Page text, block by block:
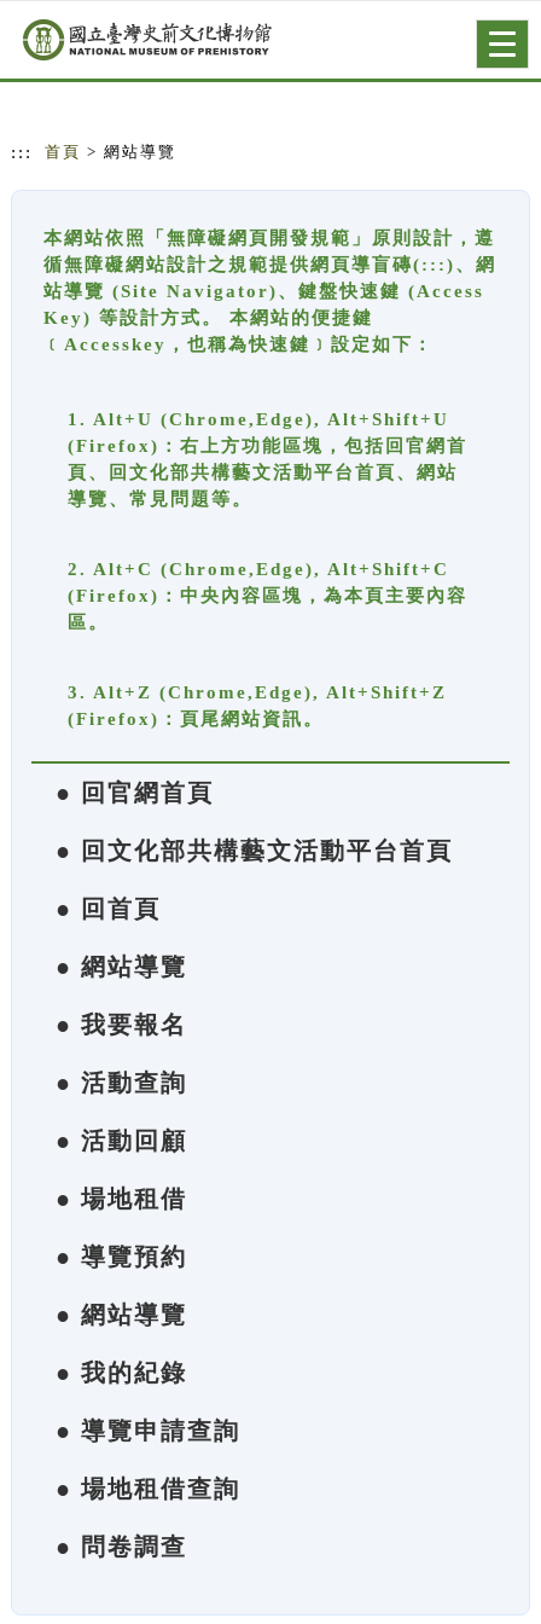
跳到主要內容
網站導覽
::: 首頁 > 網站導覽
本網站依照「無障礙網頁開發規範」原則設計，遵
循無障礙網站設計之規範提供網頁導盲磚(:::)、網
站導覽 (Site Navigator)、鍵盤快速鍵 (Access
Key) 等設計方式。 本網站的便捷鍵
﹝Accesskey，也稱為快速鍵﹞設定如下：
1. Alt+U (Chrome,Edge), Alt+Shift+U
(Firefox)：右上方功能區塊，包括回官網首
頁、回文化部共構藝文活動平台首頁、網站
導覽、常見問題等。
2. Alt+C (Chrome,Edge), Alt+Shift+C
(Firefox)：中央內容區塊，為本頁主要內容
區。
3. Alt+Z (Chrome,Edge), Alt+Shift+Z
(Firefox)：頁尾網站資訊。
● 回官網首頁
● 回文化部共構藝文活動平台首頁
● 回首頁
● 網站導覽
● 我要報名
● 活動查詢
● 活動回顧
● 場地租借
● 導覽預約
● 網站導覽
● 我的紀錄
● 導覽申請查詢
● 場地租借查詢
● 問卷調查